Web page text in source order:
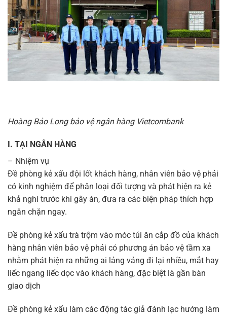
Hoàng Bảo Long bảo vệ ngân hàng Vietcombank
I. TẠI NGÂN HÀNG
– Nhiệm vụ
Đề phòng kẻ xấu đội lốt khách hàng, nhân viên bảo vệ phải
có kinh nghiệm để phân loại đối tượng và phát hiện ra kẻ
khả nghi trước khi gây án, đưa ra các biện pháp thích hợp
ngăn chặn ngay.
Đề phòng kẻ xấu trà trộm vào móc túi ăn cắp đồ của khách
hàng nhân viên bảo vệ phải có phương án bảo vệ tầm xa
nhằm phát hiện ra những ai lảng vảng đi lại nhiều, mắt hay
liếc ngang liếc dọc vào khách hàng, đặc biệt là gần bàn
giao dịch
Đề phòng kẻ xấu làm các động tác giả đánh lạc hướng làm